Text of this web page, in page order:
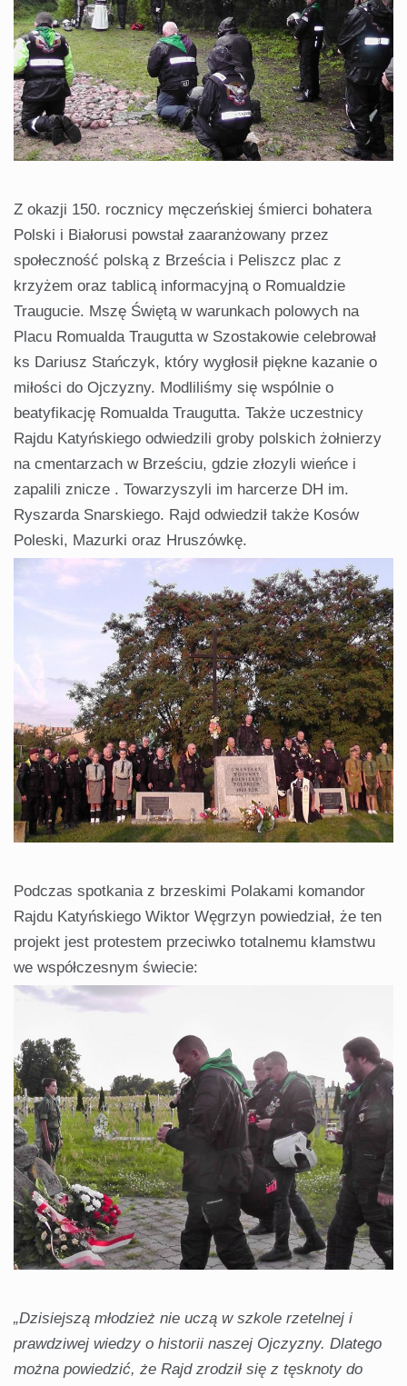
Z okazji 150. rocznicy męczeńskiej śmierci bohatera
Polski i Białorusi powstał zaaranżowany przez
społeczność polską z Brześcia i Peliszcz plac z
krzyżem oraz tablicą informacyjną o Romualdzie
Traugucie. Mszę Świętą w warunkach polowych na
Placu Romualda Traugutta w Szostakowie celebrował
ks Dariusz Stańczyk, który wygłosił piękne kazanie o
miłości do Ojczyzny. Modliliśmy się wspólnie o
beatyfikację Romualda Traugutta. Także uczestnicy
Rajdu Katyńskiego odwiedzili groby polskich żołnierzy
na cmentarzach w Brześciu, gdzie złozyli wieńce i
zapalili znicze . Towarzyszyli im harcerze DH im.
Ryszarda Snarskiego. Rajd odwiedził także Kosów
Poleski, Mazurki oraz Hruszówkę.
Podczas spotkania z brzeskimi Polakami komandor
Rajdu Katyńskiego Wiktor Węgrzyn powiedział, że ten
projekt jest protestem przeciwko totalnemu kłamstwu
we współczesnym świecie:
„Dzisiejszą młodzież nie uczą w szkole rzetelnej i
prawdziwej wiedzy o historii naszej Ojczyzny. Dlatego
można powiedzić, że Rajd zrodził się z tęsknoty do